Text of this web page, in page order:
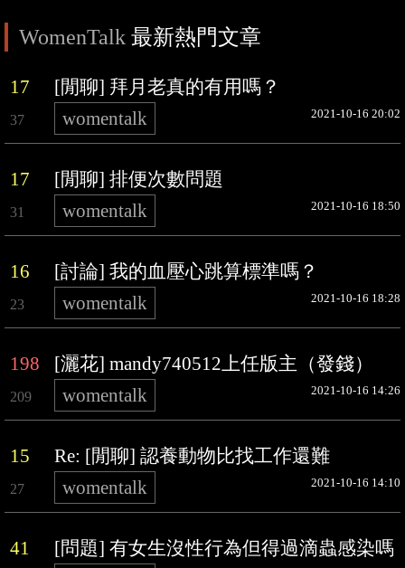
WomenTalk 最新熱門文章
17 [閒聊] 拜月老真的有用嗎？
37 womentalk 2021-10-16 20:02
17 [閒聊] 排便次數問題
31 womentalk 2021-10-16 18:50
16 [討論] 我的血壓心跳算標準嗎？
23 womentalk 2021-10-16 18:28
198 [灑花] mandy740512上任版主（發錢）
209 womentalk 2021-10-16 14:26
15 Re: [閒聊] 認養動物比找工作還難
27 womentalk 2021-10-16 14:10
41 [問題] 有女生沒性行為但得過滴蟲感染嗎